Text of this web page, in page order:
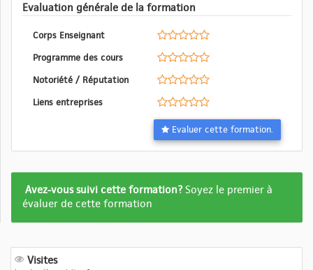
Evaluation générale de la formation
Corps Enseignant
Programme des cours
Notoriété / Réputation
Liens entreprises
Evaluer cette formation.
Formation
pas
Avez-vous suivi cette formation?Soyez le premier à
évaluer de cette formation
Visites